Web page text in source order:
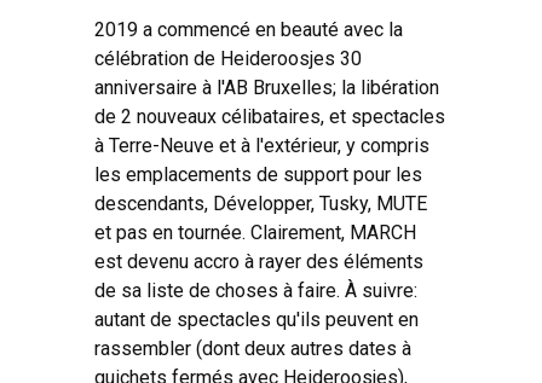
2019 a commencé en beauté avec la
célébration de Heideroosjes 30
anniversaire à l'AB Bruxelles; la libération
de 2 nouveaux célibataires, et spectacles
à Terre-Neuve et à l'extérieur, y compris
les emplacements de support pour les
descendants, Développer, Tusky, MUTE
et pas en tournée. Clairement, MARCH
est devenu accro à rayer des éléments
de sa liste de choses à faire. À suivre:
autant de spectacles qu'ils peuvent en
rassembler (dont deux autres dates à
guichets fermés avec Heideroosjes),